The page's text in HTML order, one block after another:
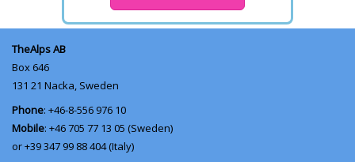
TheAlps AB
Box 646
131 21 Nacka, Sweden
Phone: +46-8-556 976 10
Mobile: +46 705 77 13 05 (Sweden)
or +39 347 99 88 404 (Italy)